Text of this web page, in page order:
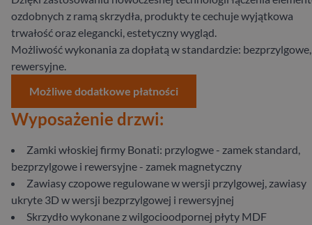
ozdobnych z ramą skrzydła, produkty te cechuje wyjątkowa
trwałość oraz elegancki, estetyczny wygląd.
Możliwość wykonania za dopłatą w standardzie: bezprzylgowe,
rewersyjne.
Możliwe dodatkowe płatności
Wyposażenie drzwi:
Zamki włoskiej firmy Bonati: przylogwe - zamek standard,
bezprzylgowe i rewersyjne - zamek magnetyczny
Zawiasy czopowe regulowane w wersji przylgowej, zawiasy
ukryte 3D w wersji bezprzylgowej i rewersyjnej
Skrzydło wykonane z wilgocioodpornej płyty MDF